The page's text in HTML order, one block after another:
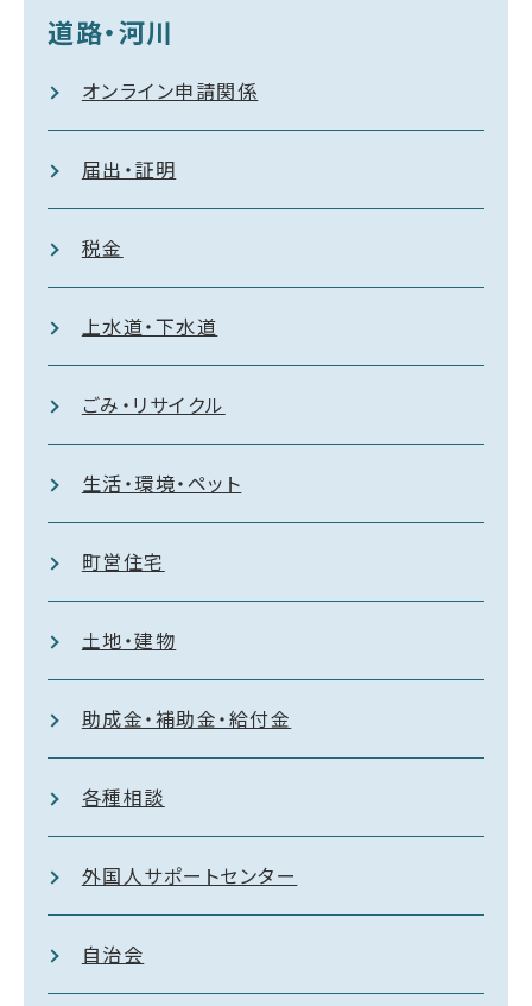
道路・河川
オンライン申請関係
届出・証明
税金
上水道・下水道
ごみ・リサイクル
生活・環境・ペット
町営住宅
土地・建物
助成金・補助金・給付金
各種相談
外国人サポートセンター
自治会